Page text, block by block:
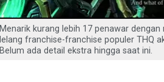
Menarik kurang lebih 17 penawar
lelang franchise-franchise populer THQ
Belum ada detail ekstra hingga saat ini.